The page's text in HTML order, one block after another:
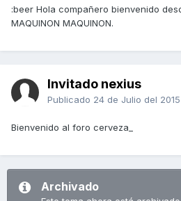
:beer Hola compañero bienvenido
MAQUINON MAQUINON.
Invitado nexius
Publicado 24 de Julio del 2015
Bienvenido al foro cerveza_
Archivado